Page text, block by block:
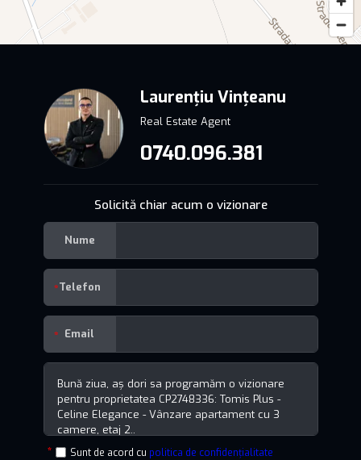
Laurențiu Vințeanu
Real Estate Agent
0740.096.381
Solicită chiar acum o vizionare
Nume
Telefon
Email
Sunt de acord cu politica de confidențialitate